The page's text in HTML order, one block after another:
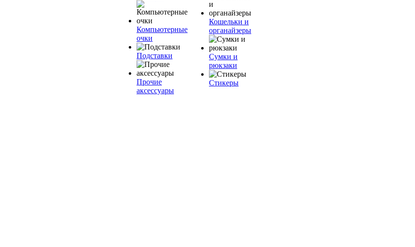
Компьютерные
очки
Подставки
Прочие
аксессуары
Кошельки и
органайзеры
Сумки и
рюкзаки
Стикеры